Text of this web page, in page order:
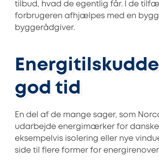
tilbud, hvad de egentlig får. I de
forbrugeren afhjælpes med en
byggerådgiver.
god tid
En del af de mange sager, som
udarbejde energimærker for
eksempelvis isolering eller nye
side til flere former for